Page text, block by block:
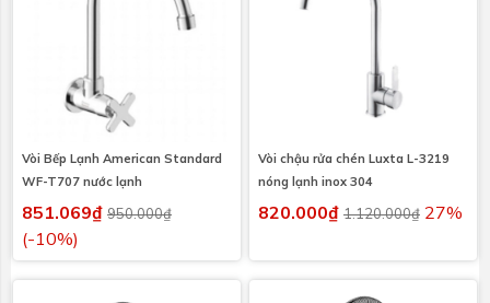
Vòi Bếp Lạnh American Standard
WF-T707 nước lạnh
851.069₫ 950.000₫
(-10%)
Vòi chậu rửa chén Luxta L-3219
nóng lạnh inox 304
820.000₫ 1.120.000₫ 27%